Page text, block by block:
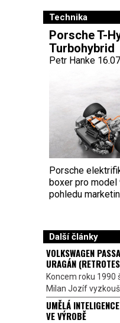
Technika
Porsche T-
Turbohybrid
Petr Hanke
Porsche
boxer pro model
pohledu
Další články
VOLKSWAGEN
URAGÁN
Koncem roku
Milan Jozíf
UMĚLÁ
VE VÝROBĚ